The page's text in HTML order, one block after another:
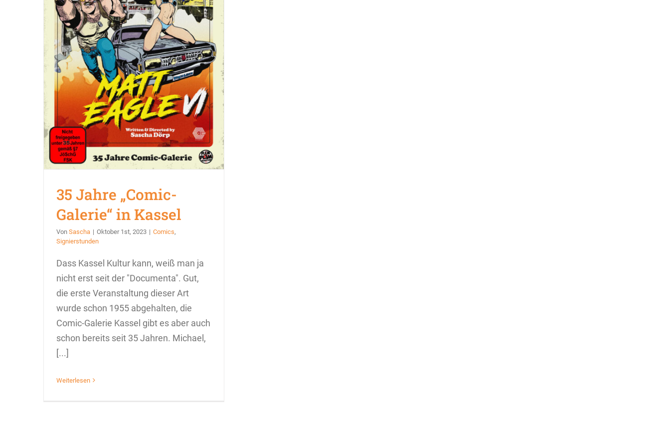
35 Jahre „Comic-
Galerie“ in Kassel
Von Sascha | Oktober 1st, 2023 | Comics,
Signierstunden
Dass Kassel Kultur kann, weiß man ja
nicht erst seit der "Documenta". Gut,
die erste Veranstaltung dieser Art
wurde schon 1955 abgehalten, die
Comic-Galerie Kassel gibt es aber auch
schon bereits seit 35 Jahren. Michael,
[...]
Weiterlesen